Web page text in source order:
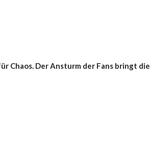
Chaos. Der Ansturm der Fans bringt die